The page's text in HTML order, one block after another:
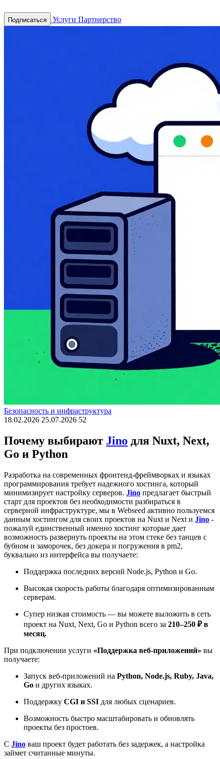
Подписаться Услуги Партнерство
Безопасность и инфраструктура
18.02.2026 25.07.2026 52
Почему выбирают Jino для Nuxt, Next,
Go и Python
Разработка на современных фронтенд-фреймворках и языках
программирования требует надежного хостинга, который
минимизирует настройку серверов. Jino предлагает быстрый
старт для проектов без необходимости разбираться в
серверной инфраструктуре, мы в Webseed активно пользуемся
данным хостингом для своих проектов на Nuxt и Next и Jino -
пожалуй единственный именно хостинг которые дает
возможность развернуть проекты на этом стеке без танцев с
бубном и заморочек, без докера и погружения в pm2,
буквально из интерфейса вы получаете:
Поддержка последних версий Node.js, Python и Go.
Высокая скорость работы благодаря оптимизированным
серверам.
Супер низкая стоимость — вы можете выложить в сеть
проект на Nuxt, Next, Go и Python всего за 210–250 ₽ в
месяц.
При подключении услуги «Поддержка веб-приложений» вы
получаете:
Запуск веб-приложений на Python, Node.js, Ruby, Java,
Go и других языках.
Поддержку CGI и SSI для любых сценариев.
Возможность быстро масштабировать и обновлять
проекты без простоев.
С Jino ваш проект будет работать без задержек, а настройка
займет считанные минуты.